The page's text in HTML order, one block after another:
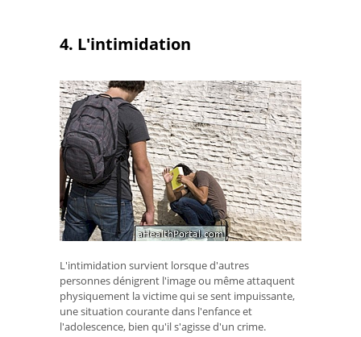
4. L'intimidation
L'intimidation survient lorsque d'autres
personnes dénigrent l'image ou même attaquent
physiquement la victime qui se sent impuissante,
une situation courante dans l'enfance et
l'adolescence, bien qu'il s'agisse d'un crime.